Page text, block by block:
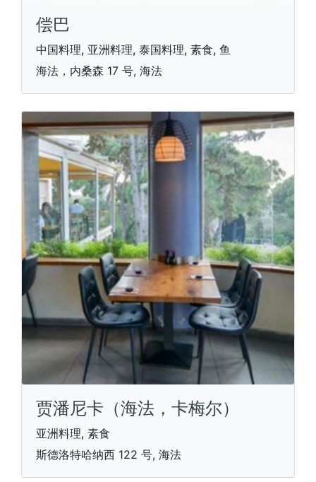
偿巴
中国料理, 亚洲料理, 泰国料理, 素食, 鱼
海法，内桑森 17 号, 海法
贾潘尼卡（海法，卡梅尔）
亚洲料理, 素食
斯德洛特哈纳西 122 号, 海法